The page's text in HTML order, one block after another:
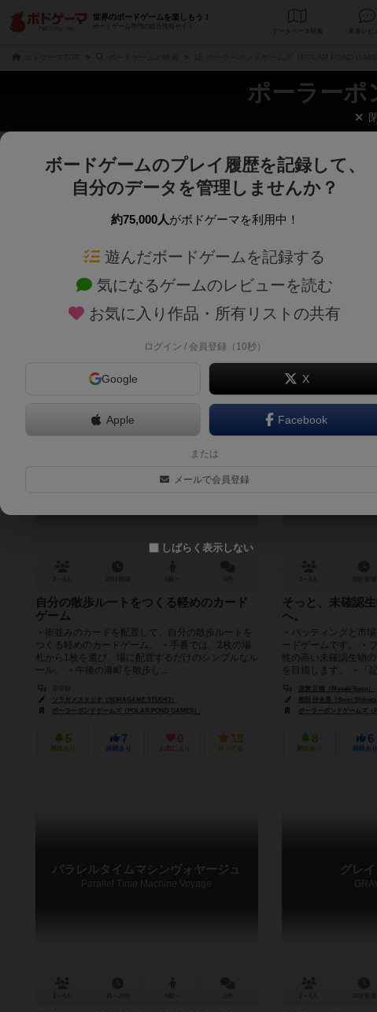
世界のボードゲームを楽しもう！
ボードゲーム専門の総合情報サイト
データベース
ポーラーポ
じっくり表示
商品名、商品説明文、デザイナー名、テーマ名、メカニクス名を対象にフリーワード
ゲームデザイナー名を指定して検索で
ゲームデザイナー
対象年齢を指定します。 世界観や登場人物な
テーマ/フレーバー
自分の散歩ルートをつくる軽めのカード
ゲーム
・街並みのカードを配置して、自分の散歩ルートを
つくる軽めのカードゲーム。 ・手番では、2枚の場
札から1枚を選び、場に配置するだけのシンプルなル
ール。 ・午後の港町を散歩し...
ソラガメスタジオ（SORAGAME STUDIO）
ポーラーポンドゲームズ（POLAR POND GAMES）
5
興味あり
7
経験あり
0
お気に入り
18
持ってる
クリプ
そっと、未確認
へ。
・バッティングと市
ードゲームです。 ・
性の高い未確認生物
を目指します。 ・「
須賀 正樹（Masaki Suga）
柴田 沙央里（Saori Shibata
ポーラーポンドゲームズ（
8
興味あり
6
経験あり
パラレルタイムマシンヴォヤージュ
Parallel Time Machine Voyage
グレ
ボードゲームのプレイ履歴を記録して、
自分のデータを管理しませんか？
約75,000人がボドゲーマを利用中！
遊んだボードゲームを記録する
気になるゲームのレビューを読む
お気に入り作品・所有リストの共有
ログイン / 会員登録（10秒）
Google X
Apple Facebook
または
メールで会員登録
しばらく表示しない